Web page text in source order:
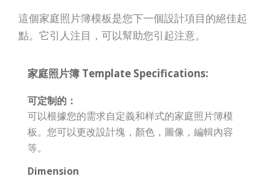
這個家庭照片簿模板是您下一個設計項目的絕佳起
點。它引人注目，可以幫助您引起注意。
家庭照片簿 Template Specifications:
可定制的：
可以根據您的需求自定義和样式的家庭照片簿模
板。您可以更改設計塊，顏色，圖像，編輯內容
等。
Dimension